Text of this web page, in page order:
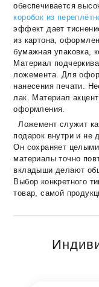
обеспечивается
коробок из
эффект дает
из картона,
бумажная упаковка,
Материал
ложемента. Для
нанесения печати.
лак. Материал
оформления.
Ложемент служит
подарок внутри и не
Он сохраняет
материалы точно
вкладыши делают
Выбор конкретного
товар, самой